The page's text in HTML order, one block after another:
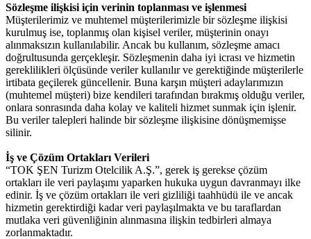
Sözleşme ilişkisi için verinin toplanması ve işlenmesi
Müşterilerimiz ve muhtemel müşterilerimizle bir sözleşme ilişkisi
kurulmuş ise, toplanmış olan kişisel veriler, müşterinin onayı
alınmaksızın kullanılabilir. Ancak bu kullanım, sözleşme amacı
doğrultusunda gerçekleşir. Sözleşmenin daha iyi icrası ve hizmetin
gereklilikleri ölçüsünde veriler kullanılır ve gerektiğinde müşterilerle
irtibata geçilerek güncellenir. Buna karşın müşteri adaylarımızın
(muhtemel müşteri) bize kendileri tarafından bırakmış olduğu veriler,
onlara sonrasında daha kolay ve kaliteli hizmet sunmak için işlenir.
Bu veriler talepleri halinde bir sözleşme ilişkisine dönüşmemişse
silinir.
İş ve Çözüm Ortakları Verileri
“TOK ŞEN Turizm Otelcilik A.Ş.”, gerek iş gerekse çözüm
ortakları ile veri paylaşımı yaparken hukuka uygun davranmayı ilke
edinir. İş ve çözüm ortakları ile veri gizliliği taahhüdü ile ve ancak
hizmetin gerektirdiği kadar veri paylaşılmakta ve bu taraflardan
mutlaka veri güvenliğinin alınmasına ilişkin tedbirleri almaya
zorlanmaktadır.